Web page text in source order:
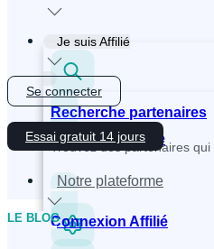
Recherche partenaires
Trouvez des partenaires
Je suis Affilié
Inscription Affilié
Connexion Affilié
Se connecter
Essai gratuit 14 jours
Notre plateforme
LE BLOG